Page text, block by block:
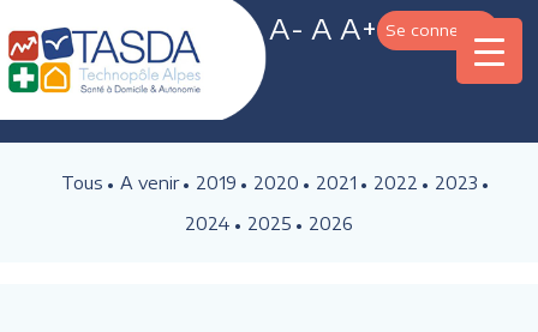
A- A A+ Se connecter
Tous A venir 2019 2020 2021 2022
2023
2024
2025 2026